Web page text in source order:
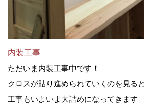
内装工事
ただいま内装工事中です！
クロスが貼り進められていくのを見ると
工事もいよいよ大詰めになってきます